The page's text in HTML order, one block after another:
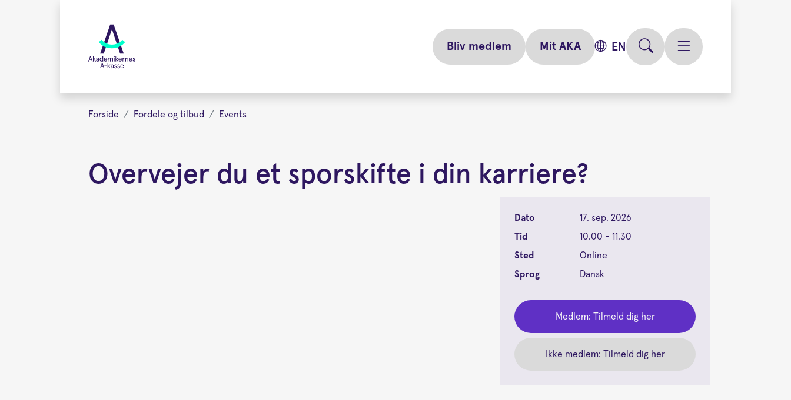
Bliv medlem Mit AKA EN
Forside Fordele og tilbud Events
Overvejer du et sporskifte i din karriere?
Dato
17. sep. 2026
Tid
10.00 - 11.30
Sted
Online
Sprog
Dansk
Medlem: Tilmeld dig her
Ikke medlem: Tilmeld dig her